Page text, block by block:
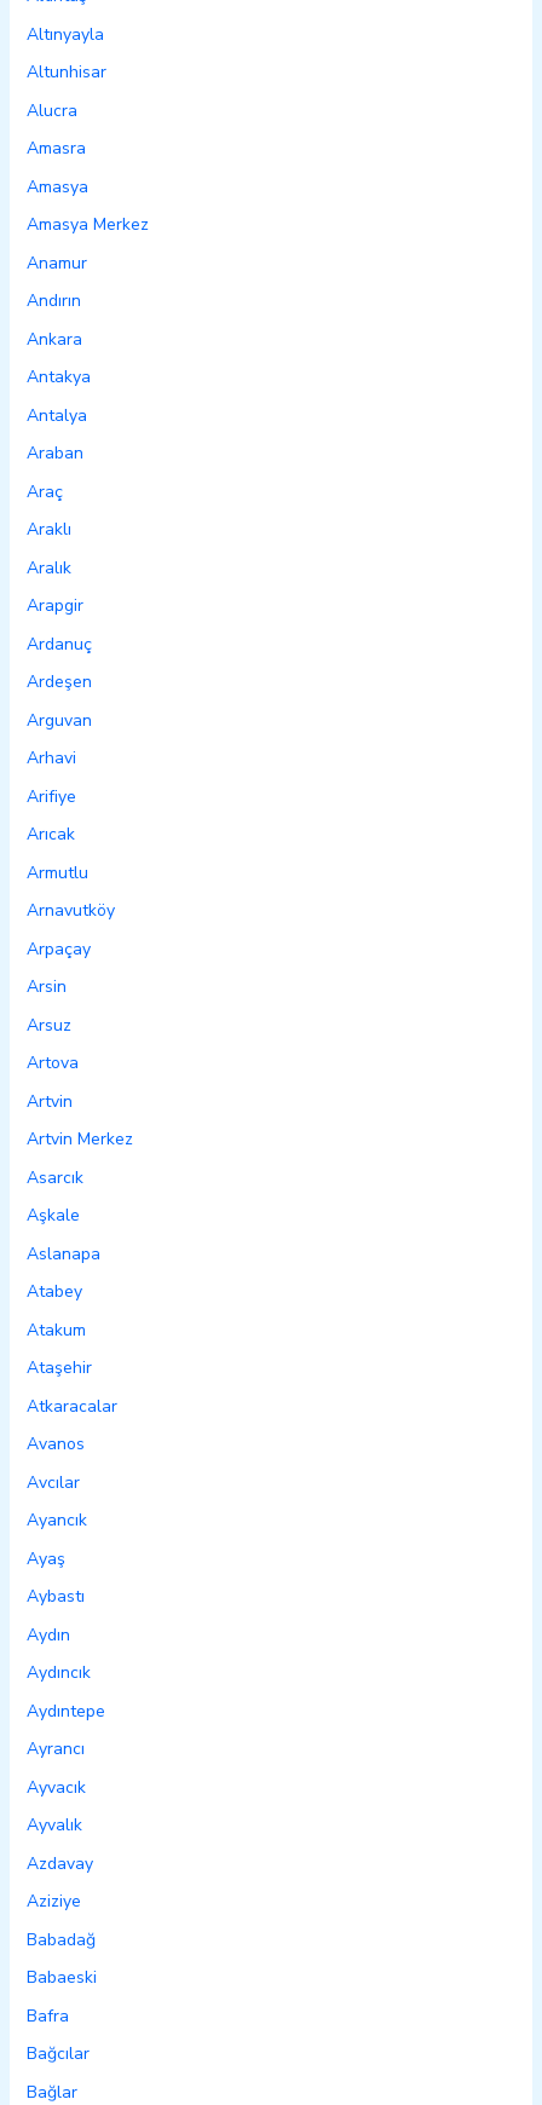
Altınyayla
Altunhisar
Alucra
Amasra
Amasya
Amasya Merkez
Anamur
Andırın
Ankara
Antakya
Antalya
Araban
Araç
Araklı
Aralık
Arapgir
Ardanuç
Ardeşen
Arguvan
Arhavi
Arifiye
Arıcak
Armutlu
Arnavutköy
Arpaçay
Arsin
Arsuz
Artova
Artvin
Artvin Merkez
Asarcık
Aşkale
Aslanapa
Atabey
Atakum
Ataşehir
Atkaracalar
Avanos
Avcılar
Ayancık
Ayaş
Aybastı
Aydın
Aydıncık
Aydıntepe
Ayrancı
Ayvacık
Ayvalık
Azdavay
Aziziye
Babadağ
Babaeski
Bafra
Bağcılar
Bağlar